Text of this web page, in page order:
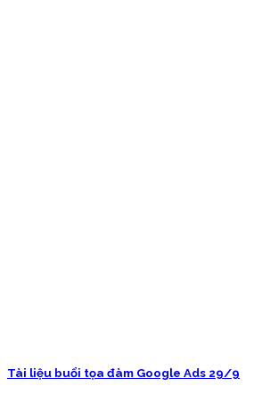
Tài liệu buổi tọa đàm Google Ads 29/9